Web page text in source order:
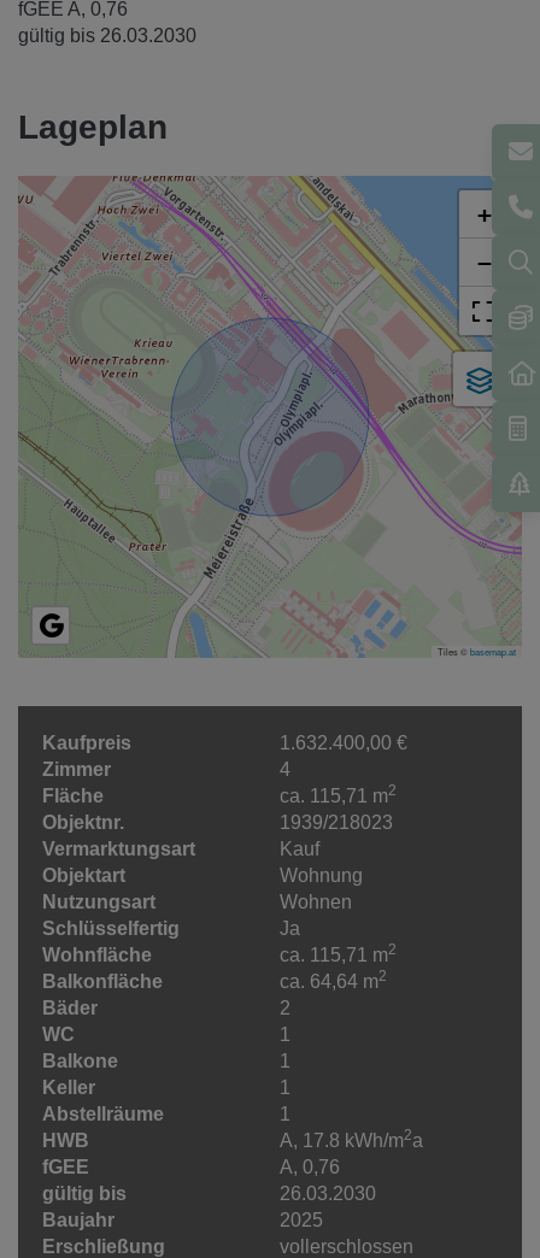
fGEE A, 0,76
gültig bis 26.03.2030
Lageplan
+
−
Tiles ©basemap.at
Kaufpreis
1.632.400,00 €
Zimmer
4
Fläche
ca. 115,71 m2
Objektnr.
1939/218023
Vermarktungsart
Kauf
Objektart
Wohnung
Nutzungsart
Wohnen
Schlüsselfertig
Ja
Wohnfläche
ca. 115,71 m2
Balkonfläche ca. 64,64 m2
Bäder
2
WC
1
Balkone
1
Keller
1
Abstellräume
1
HWB
A, 17.8 kWh/m2a
fGEE
A, 0,76
gültig bis
26.03.2030
Baujahr
2025
Erschließung
vollerschlossen